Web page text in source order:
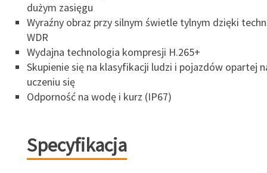
dużym zasięgu
Wyraźny obraz przy silnym świetle tylnym dzięki
WDR
Wydajna technologia kompresji H.265+
Skupienie się na klasyfikacji ludzi i pojazdów opartej
uczeniu się
Odporność na wodę i kurz (IP67)
Specyfikacja